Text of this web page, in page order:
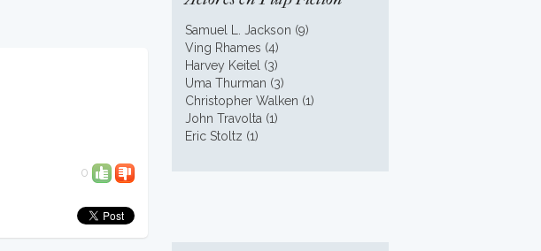
0
Samuel L. Jackson (9)
Ving Rhames (4)
Harvey Keitel (3)
Uma Thurman (3)
Christopher Walken (1)
John Travolta (1)
Eric Stoltz (1)